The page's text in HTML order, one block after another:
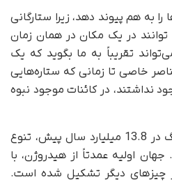
به هم پیوند دهد، زیرا ستارگانی
در یک مکان در همان زمان
تقریباً به ما بگوید که یک
خاصی تا زمانی که ستاره‌هایی
نداشتند، در کائنات موجود نبوه
درست پس از واقعه بیگ بنگ در 13.8 میلیارد سال پیش، تنوع
اولیه عمدتاً از هیدروژن، با
چیزهای دیگر تشکیل شده است.